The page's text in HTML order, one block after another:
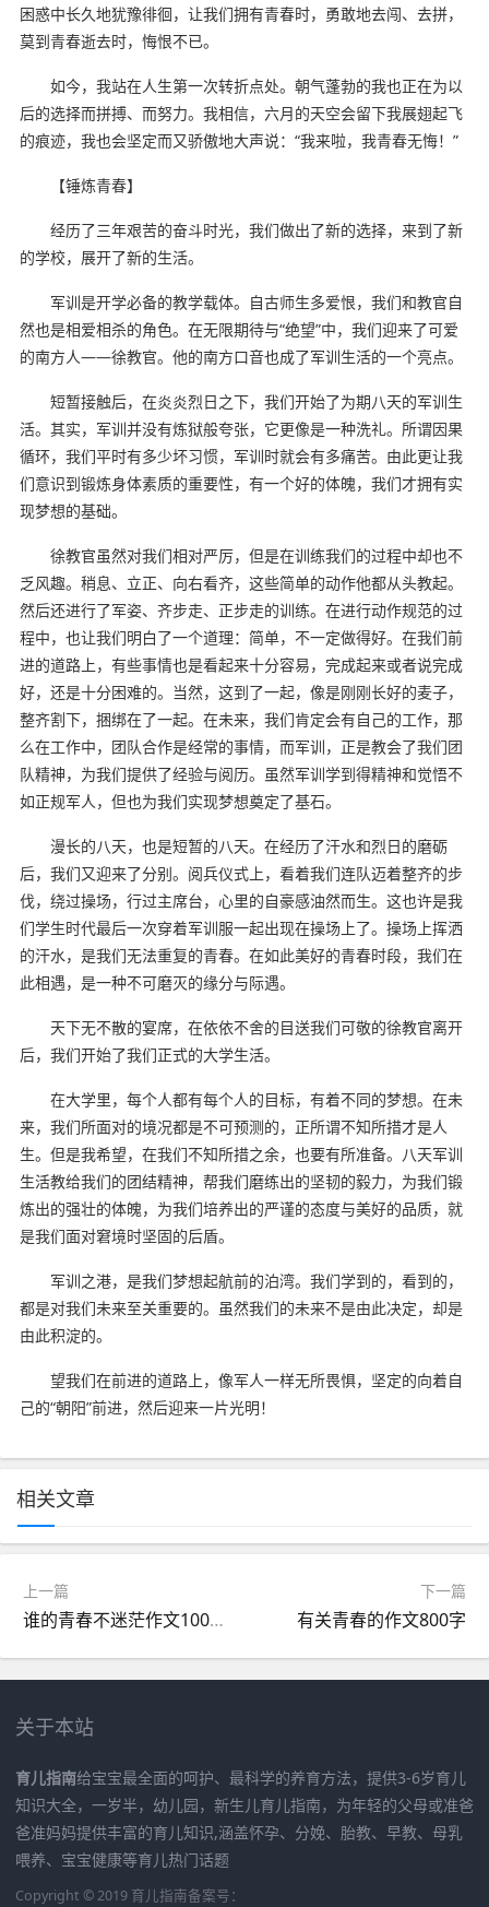
困惑中长久地犹豫徘徊，让我们拥有青春时，勇敢地去闯、去拼，
莫到青春逝去时，悔恨不已。
如今，我站在人生第一次转折点处。朝气蓬勃的我也正在为以
后的选择而拼搏、而努力。我相信，六月的天空会留下我展翅起飞
的痕迹，我也会坚定而又骄傲地大声说：“我来啦，我青春无悔！”
【锤炼青春】
经历了三年艰苦的奋斗时光，我们做出了新的选择，来到了新
的学校，展开了新的生活。
军训是开学必备的教学载体。自古师生多爱恨，我们和教官自
然也是相爱相杀的角色。在无限期待与“绝望”中，我们迎来了可爱
的南方人——徐教官。他的南方口音也成了军训生活的一个亮点。
短暂接触后，在炎炎烈日之下，我们开始了为期八天的军训生
活。其实，军训并没有炼狱般夸张，它更像是一种洗礼。所谓因果
循环，我们平时有多少坏习惯，军训时就会有多痛苦。由此更让我
们意识到锻炼身体素质的重要性，有一个好的体魄，我们才拥有实
现梦想的基础。
徐教官虽然对我们相对严厉，但是在训练我们的过程中却也不
乏风趣。稍息、立正、向右看齐，这些简单的动作他都从头教起。
然后还进行了军姿、齐步走、正步走的训练。在进行动作规范的过
程中，也让我们明白了一个道理：简单，不一定做得好。在我们前
进的道路上，有些事情也是看起来十分容易，完成起来或者说完成
好，还是十分困难的。当然，这到了一起，像是刚刚长好的麦子，
整齐割下，捆绑在了一起。在未来，我们肯定会有自己的工作，那
么在工作中，团队合作是经常的事情，而军训，正是教会了我们团
队精神，为我们提供了经验与阅历。虽然军训学到得精神和觉悟不
如正规军人，但也为我们实现梦想奠定了基石。
漫长的八天，也是短暂的八天。在经历了汗水和烈日的磨砺
后，我们又迎来了分别。阅兵仪式上，看着我们连队迈着整齐的步
伐，绕过操场，行过主席台，心里的自豪感油然而生。这也许是我
们学生时代最后一次穿着军训服一起出现在操场上了。操场上挥洒
的汗水，是我们无法重复的青春。在如此美好的青春时段，我们在
此相遇，是一种不可磨灭的缘分与际遇。
天下无不散的宴席，在依依不舍的目送我们可敬的徐教官离开
后，我们开始了我们正式的大学生活。
在大学里，每个人都有每个人的目标，有着不同的梦想。在未
来，我们所面对的境况都是不可预测的，正所谓不知所措才是人
生。但是我希望，在我们不知所措之余，也要有所准备。八天军训
生活教给我们的团结精神，帮我们磨练出的坚韧的毅力，为我们锻
炼出的强壮的体魄，为我们培养出的严谨的态度与美好的品质，就
是我们面对窘境时坚固的后盾。
军训之港，是我们梦想起航前的泊湾。我们学到的，看到的，
都是对我们未来至关重要的。虽然我们的未来不是由此决定，却是
由此积淀的。
望我们在前进的道路上，像军人一样无所畏惧，坚定的向着自
己的“朝阳”前进，然后迎来一片光明！
相关文章
上一篇
谁的青春不迷茫作文1000字
下一篇
有关青春的作文800字
关于本站
育儿指南给宝宝最全面的呵护、最科学的养育方法，提供3-6岁育儿
知识大全，一岁半，幼儿园，新生儿育儿指南，为年轻的父母或准爸
爸准妈妈提供丰富的育儿知识,涵盖怀孕、分娩、胎教、早教、母乳
喂养、宝宝健康等育儿热门话题
Copyright © 2019 育儿指南备案号：